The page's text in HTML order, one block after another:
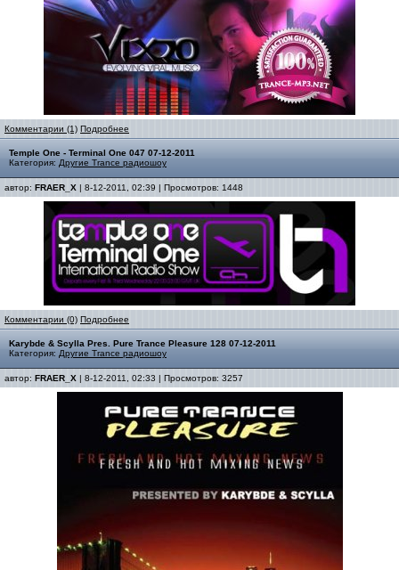
Комментарии (1) Подробнее
Temple One - Terminal One 047 07-12-2011
Категория: Другие Trance радиошоу
автор: FRAER_X | 8-12-2011, 02:39 | Просмотров: 1448
Комментарии (0) Подробнее
Karybde & Scylla Pres. Pure Trance Pleasure 128 07-12-2011
Категория: Другие Trance радиошоу
автор: FRAER_X | 8-12-2011, 02:33 | Просмотров: 3257